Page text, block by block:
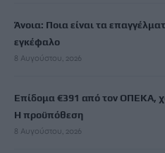
Άνοια: Ποια είναι τα
εγκέφαλο
8 Αυγούστου, 2026
Επίδομα €391 από τον ΟΠΕΚΑ,
Η προϋπόθεση
8 Αυγούστου, 2026